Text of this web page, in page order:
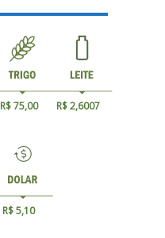
R$ 75,00 R$ 2,6007
R$ 5,10